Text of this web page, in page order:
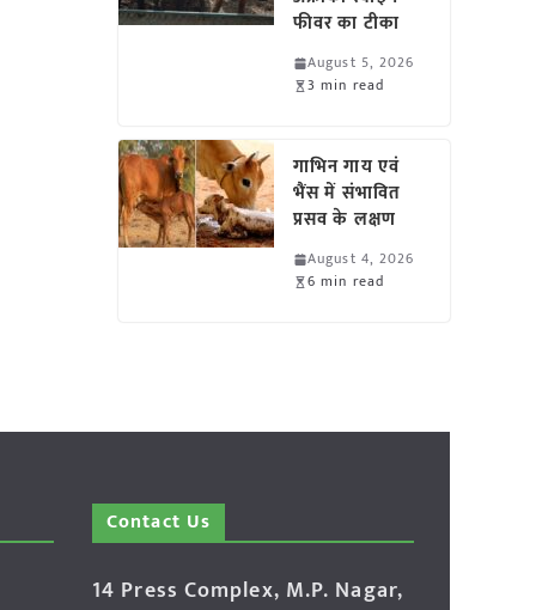
फीवर का टीका
August 5, 2026
3 min read
गाभिन गाय एवं
भैंस में संभावित
प्रसव के लक्षण
August 4, 2026
6 min read
Contact Us
14 Press Complex, M.P. Nagar,